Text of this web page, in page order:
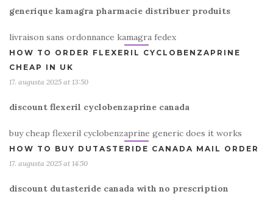
generique kamagra pharmacie distribuer produits
livraison sans ordonnance kamagra fedex
HOW TO ORDER FLEXERIL CYCLOBENZAPRINE
CHEAP IN UK
17. augusta 2025 at 13:50
discount flexeril cyclobenzaprine canada
buy cheap flexeril cyclobenzaprine generic does it works
HOW TO BUY DUTASTERIDE CANADA MAIL ORDER
17. augusta 2025 at 14:50
discount dutasteride canada with no prescription